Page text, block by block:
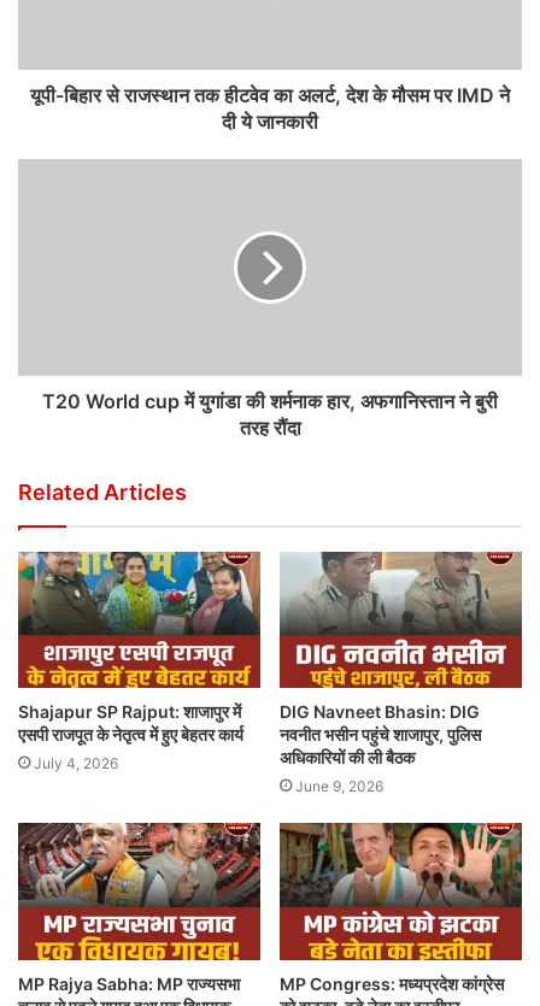
यूपी-बिहार से राजस्थान तक हीटवेव का अलर्ट, देश के मौसम पर IMD ने
दी ये जानकारी
T20 World cup में युगांडा की शर्मनाक हार, अफगानिस्तान ने बुरी
तरह रौंदा
Related Articles
Shajapur SP Rajput: शाजापुर में
एसपी राजपूत के नेतृत्व में हुए बेहतर कार्य
July 4, 2026
DIG Navneet Bhasin: DIG
नवनीत भसीन पहुंचे शाजापुर, पुलिस
अधिकारियों की ली बैठक
June 9, 2026
MP Rajya Sabha: MP राज्यसभा
MP Congress: मध्यप्रदेश कांग्रेस